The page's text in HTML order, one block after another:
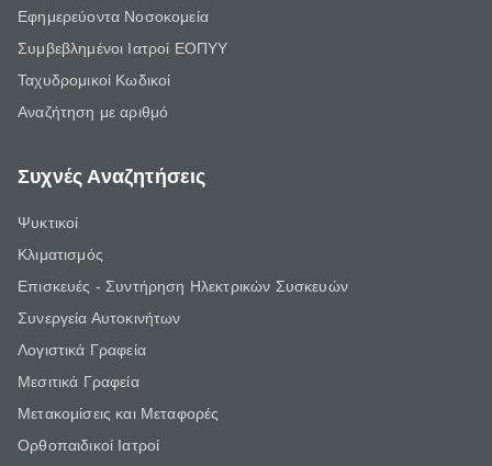
Εφημερεύοντα Νοσοκομεία
Συμβεβλημένοι Ιατροί ΕΟΠΥΥ
Ταχυδρομικοί Κωδικοί
Αναζήτηση με αριθμό
Συχνές Αναζητήσεις
Ψυκτικοί
Κλιματισμός
Επισκευές - Συντήρηση Ηλεκτρικών Συσκευών
Συνεργεία Αυτοκινήτων
Λογιστικά Γραφεία
Μεσιτικά Γραφεία
Μετακομίσεις και Μεταφορές
Ορθοπαιδικοί Ιατροί